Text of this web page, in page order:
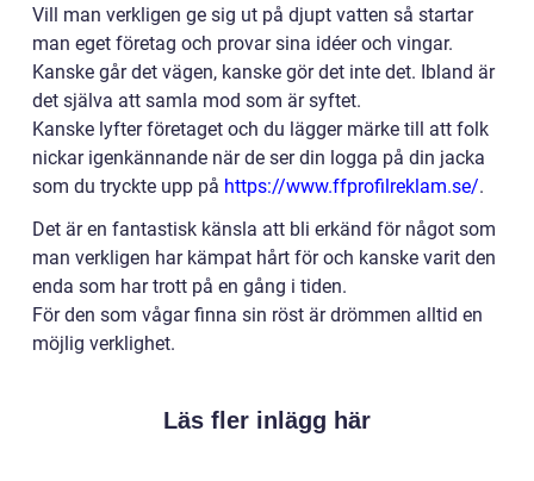
Vill man verkligen ge sig ut på djupt vatten så startar
man eget företag och provar sina idéer och vingar.
Kanske går det vägen, kanske gör det inte det. Ibland är
det själva att samla mod som är syftet.
Kanske lyfter företaget och du lägger märke till att folk
nickar igenkännande när de ser din logga på din jacka
som du tryckte upp på https://www.ffprofilreklam.se/.
Det är en fantastisk känsla att bli erkänd för något som
man verkligen har kämpat hårt för och kanske varit den
enda som har trott på en gång i tiden.
För den som vågar finna sin röst är drömmen alltid en
möjlig verklighet.
Läs fler inlägg här